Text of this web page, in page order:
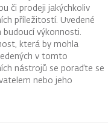
či prodeji jakýchkoliv
příležitostí. Uvedené
výkonnosti.
která by mohla
v tomto
nástrojů se poraďte se
nebo jeho